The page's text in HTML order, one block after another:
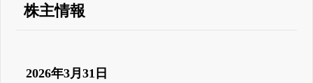
株主情報
2026年3月31日